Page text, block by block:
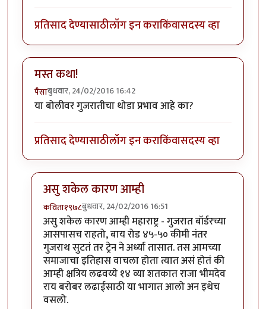
प्रतिसाद देण्यासाठीलॉग इन कराकिंवासदस्य व्हा
मस्त कथा!
पैसाबुधवार, 24/02/2016 16:42
या बोलीवर गुजरातीचा थोडा प्रभाव आहे का?
प्रतिसाद देण्यासाठीलॉग इन कराकिंवासदस्य व्हा
असु शकेल कारण आम्ही
कविता१९७८बुधवार, 24/02/2016 16:51
In reply toमस्त कथा!byपैसा
असु शकेल कारण आम्ही महाराष्ट्र - गुजरात बॉर्डरच्या
आसपासच राहतो, बाय रोड ४५-५० कीमी नंतर
गुजराथ सुटतं तर ट्रेन ने अर्ध्या तासात. तस आमच्या
समाजाचा इतिहास वाचला होता त्यात असं होतं की
आम्ही क्षत्रिय लढवय्ये १४ व्या शतकात राजा भीमदेव
राय बरोबर लढाईसाठी या भागात आलो अन इथेच
वसलो.